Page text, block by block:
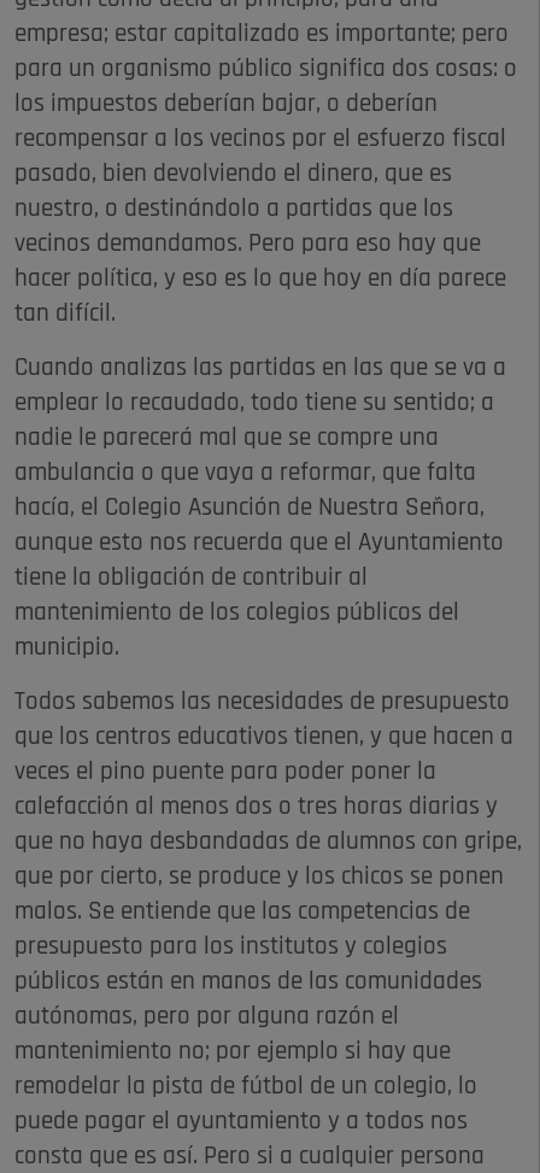
empresa; estar capitalizado es importante; pero
para un organismo público significa dos cosas: o
los impuestos deberían bajar, o deberían
recompensar a los vecinos por el esfuerzo fiscal
pasado, bien devolviendo el dinero, que es
nuestro, o destinándolo a partidas que los
vecinos demandamos. Pero para eso hay que
hacer política, y eso es lo que hoy en día parece
tan difícil.
Cuando analizas las partidas en las que se va a
emplear lo recaudado, todo tiene su sentido; a
nadie le parecerá mal que se compre una
ambulancia o que vaya a reformar, que falta
hacía, el Colegio Asunción de Nuestra Señora,
aunque esto nos recuerda que el Ayuntamiento
tiene la obligación de contribuir al
mantenimiento de los colegios públicos del
municipio.
Todos sabemos las necesidades de presupuesto
que los centros educativos tienen, y que hacen a
veces el pino puente para poder poner la
calefacción al menos dos o tres horas diarias y
que no haya desbandadas de alumnos con gripe,
que por cierto, se produce y los chicos se ponen
malos. Se entiende que las competencias de
presupuesto para los institutos y colegios
públicos están en manos de las comunidades
autónomas, pero por alguna razón el
mantenimiento no; por ejemplo si hay que
remodelar la pista de fútbol de un colegio, lo
puede pagar el ayuntamiento y a todos nos
consta que es así. Pero si a cualquier persona